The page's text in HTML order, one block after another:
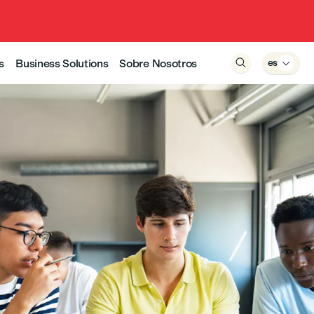
Business Solutions Sobre Nosotros  es 